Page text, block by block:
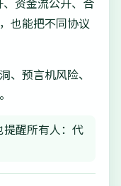
也能把不同协议
、预言机风险、
醒所有人：代